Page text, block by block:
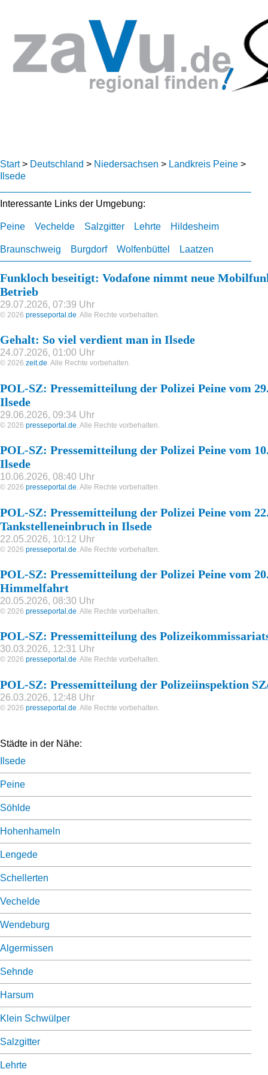
Start> Deutschland > Niedersachsen > Landkreis Peine >
Ilsede
Interessante Links der Umgebung:
Peine Vechelde Salzgitter Lehrte Hildesheim
Braunschweig Burgdorf Wolfenbüttel Laatzen
Funkloch beseitigt: Vodafone nimmt neue
Betrieb
29.07.2026, 07:39 Uhr
© 2026 presseportal.de. Alle Rechte vorbehalten.
Gehalt: So viel verdient man in Ilsede
24.07.2026, 01:00 Uhr
© 2026 zeit.de. Alle Rechte vorbehalten.
POL-SZ: Pressemitteilung der Polizei Peine vom
Ilsede
29.06.2026, 09:34 Uhr
© 2026 presseportal.de . Alle Rechte vorbehalten.
POL-SZ: Pressemitteilung der Polizei Peine vom
Ilsede
10.06.2026, 08:40 Uhr
© 2026 presseportal.de. Alle Rechte vorbehalten.
POL-SZ: Pressemitteilung der Polizei Peine vom
Tankstelleneinbruch in Ilsede
22.05.2026, 10:12 Uhr
© 2026 presseportal.de . Alle Rechte vorbehalten.
POL-SZ: Pressemitteilung der Polizei Peine vom
Himmelfahrt
20.05.2026, 08:30 Uhr
© 2026 presseportal.de. Alle Rechte vorbehalten.
POL-SZ: Pressemitteilung des
30.03.2026, 12:31 Uhr
© 2026 presseportal.de. Alle Rechte vorbehalten.
POL-SZ: Pressemitteilung der Polizeiinspektion
26.03.2026, 12:48 Uhr
© 2026 presseportal.de . Alle Rechte vorbehalten.
Städte in der Nähe:
Ilsede
Peine
Söhlde
Hohenhameln
Lengede
Schellerten
Vechelde
Wendeburg
Algermissen
Sehnde
Harsum
Klein Schwülper
Salzgitter
Lehrte